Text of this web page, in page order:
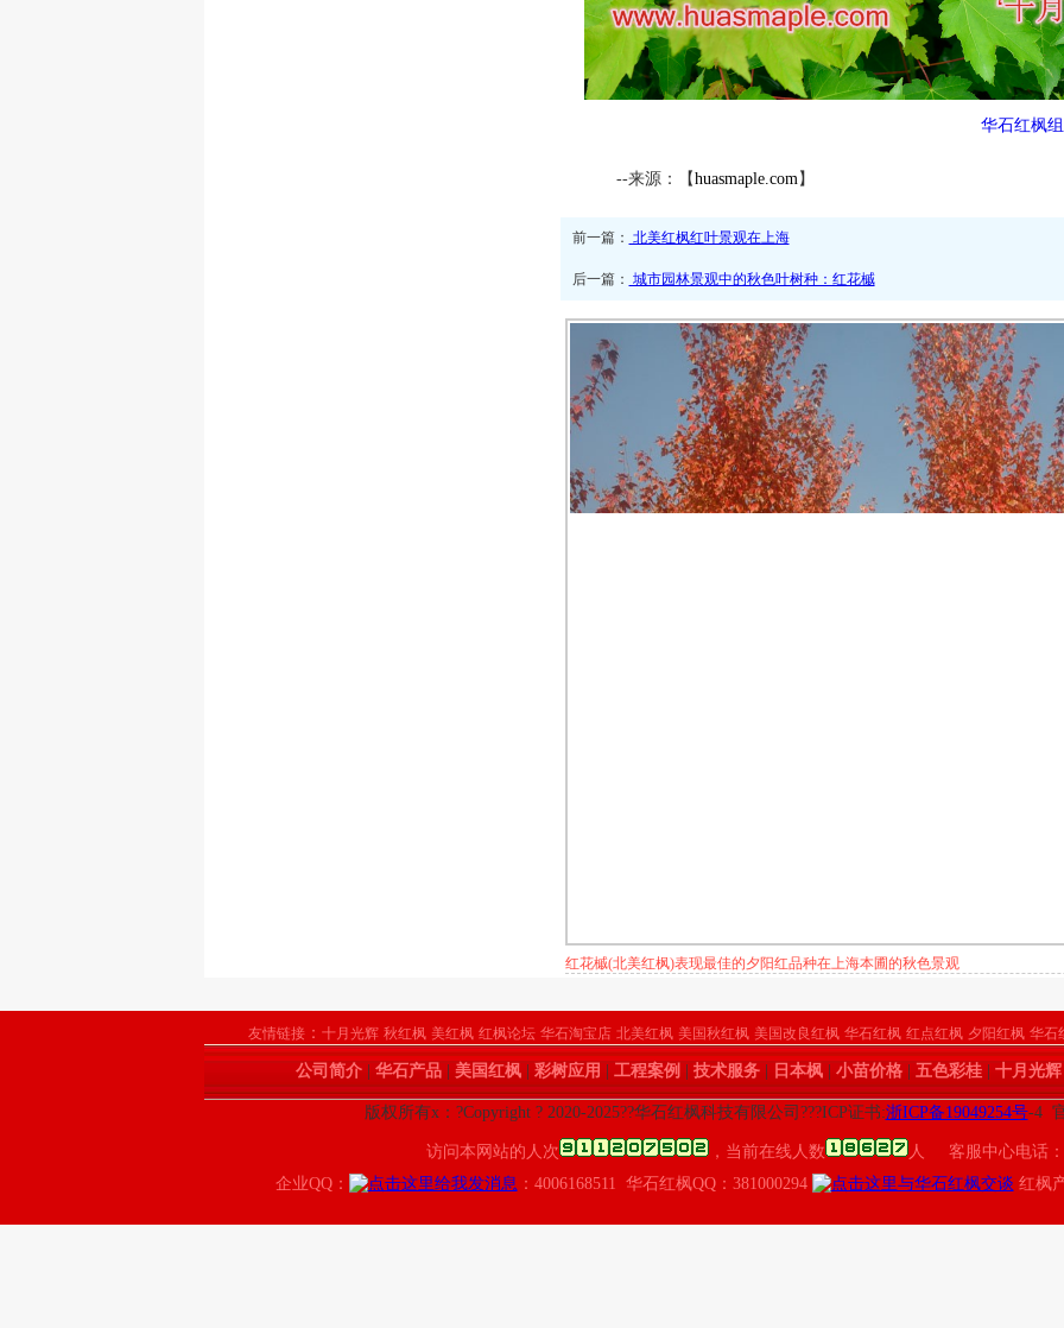
华石红枫
--来源：【huasmaple.com】
前一篇： 北美红枫红叶景观在上海
后一篇： 城市园林景观中的秋色叶树种：红花槭
红花槭(北美红枫)表现最佳的夕阳红品种在上海本圃的秋色景观
友情链接 ： 十月光辉 秋红枫 美红枫 红枫论坛 华石淘宝店 北美红枫 美国秋红枫 美国改良红枫 华石红枫 红点红枫 夕阳红枫 华石
公司简介 华石产品 美国红枫 彩树应用 工程案例 技术服务 日本枫 小苗价格 五色彩桂 十月光辉
版权所有x：?Copyright ? 2020-2025??华石红枫科技有限公司???ICP证书:浙ICP备19049254号-4
访问本网站的人次 ，当前在线人数
人 客服中心电话：
企业QQ：
：4006168511 华石红枫QQ：381000294 红枫